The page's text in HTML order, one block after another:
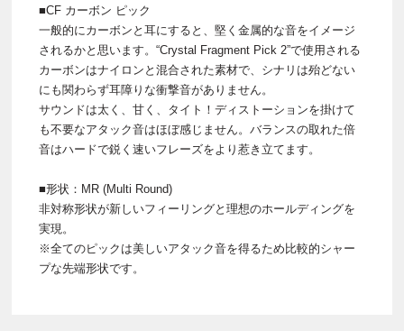
■CF カーボン ピック
一般的にカーボンと耳にすると、堅く金属的な音をイメージ
されるかと思います。“Crystal Fragment Pick 2”で使用される
カーボンはナイロンと混合された素材で、シナリは殆どない
にも関わらず耳障りな衝撃音がありません。
サウンドは太く、甘く、タイト！ディストーションを掛けて
も不要なアタック音はほぼ感じません。バランスの取れた倍
音はハードで鋭く速いフレーズをより惹き立てます。
■形状：MR (Multi Round)
非対称形状が新しいフィーリングと理想のホールディングを
実現。
※全てのピックは美しいアタック音を得るため比較的シャー
プな先端形状です。